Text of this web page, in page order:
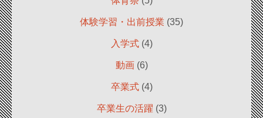
体験学習・出前授業 (35)
入学式(4)
動画(6)
卒業式(4)
卒業生の活躍 (3)